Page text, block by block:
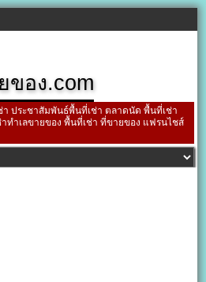
ของ.com
า ประชาสัมพันธ์พื้นที่เช่า ตลาดนัด พื้นที่เช่า
ทำเลขายของ พื้นที่เช่า ที่ขายของ แฟรนไชส์